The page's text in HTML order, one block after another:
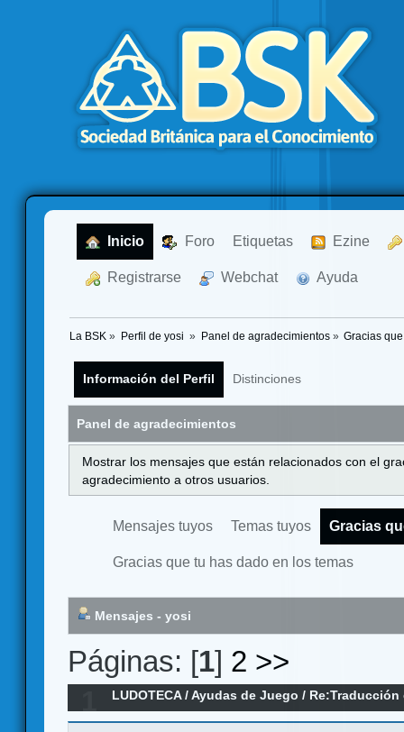
Inicio Foro Etiquetas Ezine
Registrarse Webchat Ayuda
La BSK » Perfil de yosi » Panel de agradecimientos» Gracias
Información del Perfil Distinciones
Panel de agradecimientos
Mostrar los mensajes que están relacionados con el
agradecimiento a otros usuarios.
Mensajes tuyos Temas tuyos Gracias
Gracias que tu has dado en los temas
Mensajes - yosi
Páginas: [1] 2 >>
LUDOTECA/Ayudas de Juego / Re:Traducción